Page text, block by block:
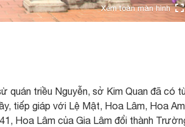
Xem toàn màn hình
quán triều Nguyễn, sở Kim Quan đã có
tiếp giáp với Lệ Mật, Hoa Lâm, Hoa Am
Hoa Lâm của Gia Lâm đổi thành